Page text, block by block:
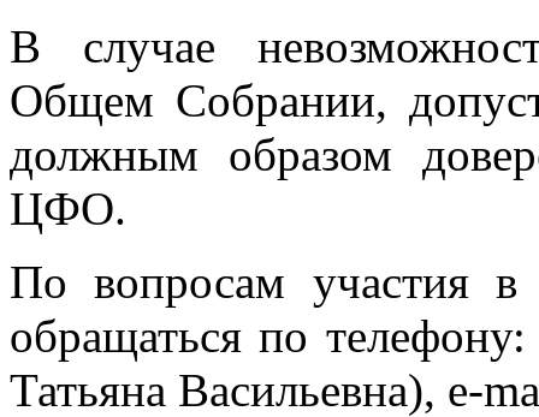
В случае
Общем Собрании,
должным образом
ЦФО.
По вопросам участия
обращаться по
Татьяна Васильевна), e-